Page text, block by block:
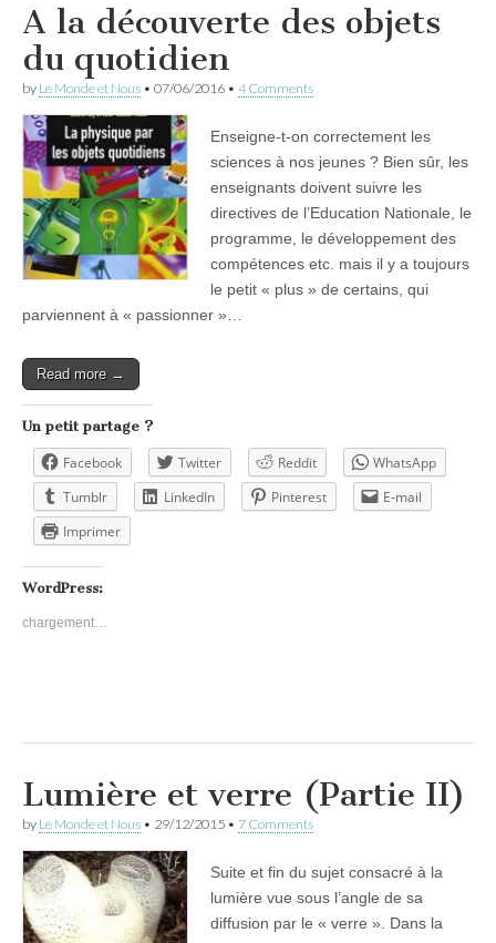
A la découverte des objets
du quotidien
by Le Monde et Nous • 07/06/2016 • 4 Comments
Enseigne-t-on correctement les
sciences à nos jeunes ? Bien sûr, les
enseignants doivent suivre les
directives de l’Education Nationale, le
programme, le développement des
compétences etc. mais il y a toujours
le petit « plus » de certains, qui
parviennent à « passionner »…
Read more →
Un petit partage ?
Facebook Twitter Reddit
WhatsApp
Tumblr
LinkedIn Pinterest
E-mail
Imprimer
WordPress:
chargement…
Lumière et verre (Partie II)
by Le Monde et Nous • 29/12/2015 • 7 Comments
Suite et fin du sujet consacré à la
lumière vue sous l’angle de sa
diffusion par le « verre ». Dans la